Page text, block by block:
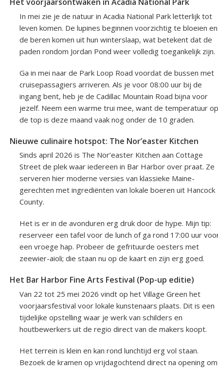
In mei zie je de natuur in Acadia National Park letterlijk tot
leven komen. De lupines beginnen voorzichtig te bloeien en
de beren komen uit hun winterslaap, wat betekent dat de
paden rondom Jordan Pond weer volledig toegankelijk zijn.
Ga in mei naar de Park Loop Road voordat de bussen met
cruisepassagiers arriveren. Als je voor 08:00 uur bij de
ingang bent, heb je de Cadillac Mountain Road bijna voor
jezelf. Neem een warme trui mee, want de temperatuur op
de top is deze maand vaak nog onder de 10 graden.
Nieuwe culinaire hotspot: The Nor’easter Kitchen
Sinds april 2026 is The Nor’easter Kitchen aan Cottage
Street de plek waar iedereen in Bar Harbor over praat. Ze
serveren hier moderne versies van klassieke Maine-
gerechten met ingrediënten van lokale boeren uit Hancock
County.
Het is er in de avonduren erg druk door de hype. Mijn tip:
reserveer een tafel voor de lunch of ga rond 17:00 uur
een vroege hap. Probeer de gefrituurde oesters met
zeewier-aioli; die staan nu op de kaart en zijn erg goed.
Het Bar Harbor Fine Arts Festival (Pop-up editie)
Van 22 tot 25 mei 2026 vindt op het Village Green het
voorjaarsfestival voor lokale kunstenaars plaats. Dit is een
tijdelijke opstelling waar je werk van schilders en
houtbewerkers uit de regio direct van de makers koopt.
Het terrein is klein en kan rond lunchtijd erg vol staan.
Bezoek de kramen op vrijdagochtend direct na opening om